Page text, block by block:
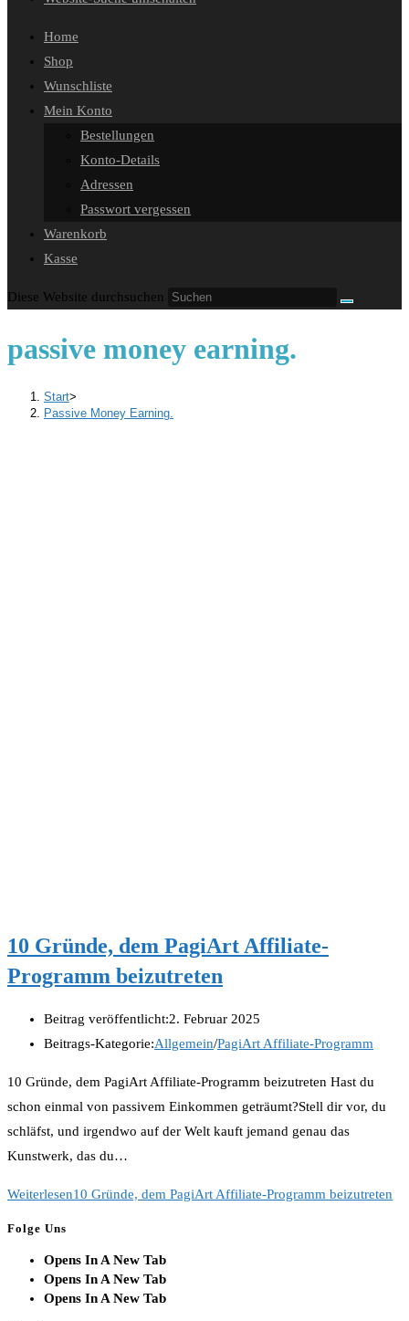
Home
Shop
Wunschliste
Mein Konto
Bestellungen
Konto-Details
Adressen
Passwort vergessen
Warenkorb
Kasse
Diese Website durchsuchen
passive money earning.
Start>
Passive Money Earning.
10 Gründe, dem PagiArt Affiliate-
Programm beizutreten
Beitrag veröffentlicht:2. Februar 2025
Beitrags-Kategorie:Allgemein/PagiArt Affiliate-Programm
10 Gründe, dem PagiArt Affiliate-Programm beizutreten Hast du
schon einmal von passivem Einkommen geträumt?Stell dir vor, du
schläfst, und irgendwo auf der Welt kauft jemand genau das
Kunstwerk, das du…
Weiterlesen10 Gründe, dem PagiArt Affiliate-Programm beizutreten
Folge Uns
Opens In A New Tab
Opens In A New Tab
Opens In A New Tab